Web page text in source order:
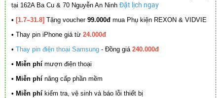
tại 162A Ba Cu & 70 Nguyễn An Ninh Đặt lịch ngay
• [1.7–31.8] Tặng voucher 99.000đ mua Phụ kiện REXON & VIDVIE
• Thay pin iPhone giá từ 24.000đ
• Thay pin điện thoại Samsung - Đồng giá 240.000đ
• Miễn phí mượn điện thoại
• Miễn phí nâng cấp phần mềm
• Miễn phí kiểm tra, vệ sinh và báo lỗi thiết bị